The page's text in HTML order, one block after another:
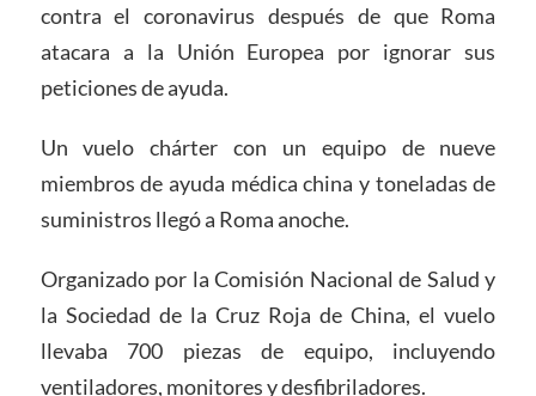
contra el coronavirus después de que Roma
atacara a la Unión Europea por ignorar sus
peticiones de ayuda.
Un vuelo chárter con un equipo de nueve
miembros de ayuda médica china y toneladas de
suministros llegó a Roma anoche.
Organizado por la Comisión Nacional de Salud y
la Sociedad de la Cruz Roja de China, el vuelo
llevaba 700 piezas de equipo, incluyendo
ventiladores, monitores y desfibriladores.